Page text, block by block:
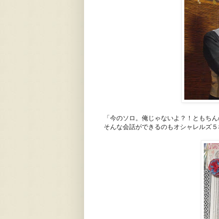
「今のソロ。俺じゃないよ？！ともち
そんな会話ができるのもオシャレルズ